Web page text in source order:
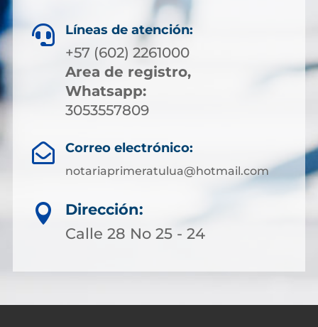
 Líneas de atención:
+57 (602) 2261000
Area de registro,
Whatsapp:
3053557809
 Correo electrónico:
notariaprimeratulua@hotmail.com

Dirección:
Calle 28 No 25 - 24